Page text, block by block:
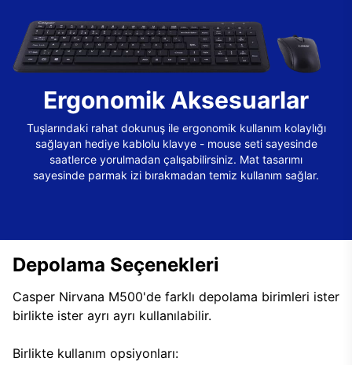
Ergonomik Aksesuarlar
Tuşlarındaki rahat dokunuş ile ergonomik kullanım kolaylığı
sağlayan hediye kablolu klavye - mouse seti sayesinde
saatlerce yorulmadan çalışabilirsiniz. Mat tasarımı
sayesinde parmak izi bırakmadan temiz kullanım sağlar.
Depolama Seçenekleri
Casper Nirvana M500'de farklı depolama birimleri ister
birlikte ister ayrı ayrı kullanılabilir.
Birlikte kullanım opsiyonları: